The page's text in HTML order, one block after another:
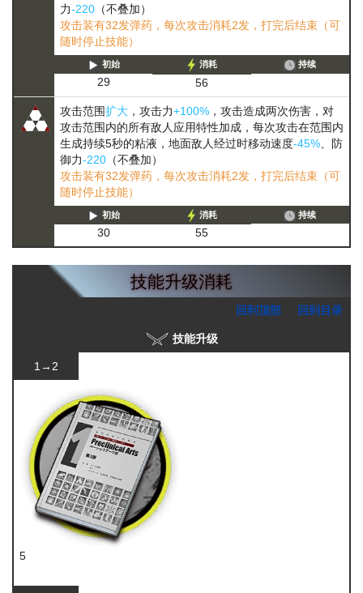
力-220 （不叠加）
攻击装有32发弹药，每次攻击消耗2发，打完后结束（可
随时停止技能）
初始
29
消耗
56
持续
攻击范围扩大 ，攻击力+100% ，攻击造成两次伤害，对
攻击范围内的所有敌人应用特性加成，每次攻击在范围内
生成持续5秒的粘液，地面敌人经过时移动速度-45% 、防
御力-220 （不叠加）
攻击装有32发弹药，每次攻击消耗2发，打完后结束（可
随时停止技能）
初始
30
消耗
55
持续
技能升级消耗
回到顶部 回到目录
技能升级
1→2
5